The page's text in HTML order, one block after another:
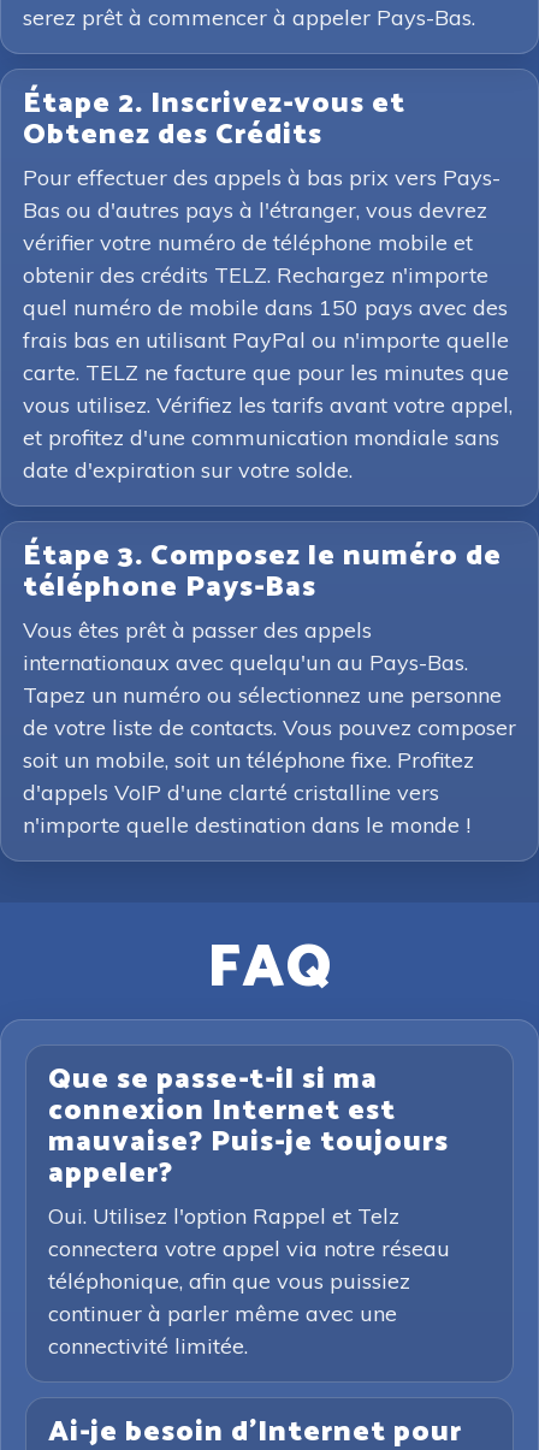
serez prêt à commencer à appeler Pays-Bas.
Étape 2. Inscrivez-vous et
Obtenez des Crédits
Pour effectuer des appels à bas prix vers Pays-
Bas ou d'autres pays à l'étranger, vous devrez
vérifier votre numéro de téléphone mobile et
obtenir des crédits TELZ. Rechargez n'importe
quel numéro de mobile dans 150 pays avec des
frais bas en utilisant PayPal ou n'importe quelle
carte. TELZ ne facture que pour les minutes que
vous utilisez. Vérifiez les tarifs avant votre appel,
et profitez d'une communication mondiale sans
date d'expiration sur votre solde.
Étape 3. Composez le numéro de
téléphone Pays-Bas
Vous êtes prêt à passer des appels
internationaux avec quelqu'un au Pays-Bas.
Tapez un numéro ou sélectionnez une personne
de votre liste de contacts. Vous pouvez composer
soit un mobile, soit un téléphone fixe. Profitez
d'appels VoIP d'une clarté cristalline vers
n'importe quelle destination dans le monde !
FAQ
Que se passe-t-il si ma
connexion Internet est
mauvaise? Puis-je toujours
appeler?
Oui. Utilisez l'option Rappel et Telz
connectera votre appel via notre réseau
téléphonique, afin que vous puissiez
continuer à parler même avec une
connectivité limitée.
Ai-je besoin d'Internet pour